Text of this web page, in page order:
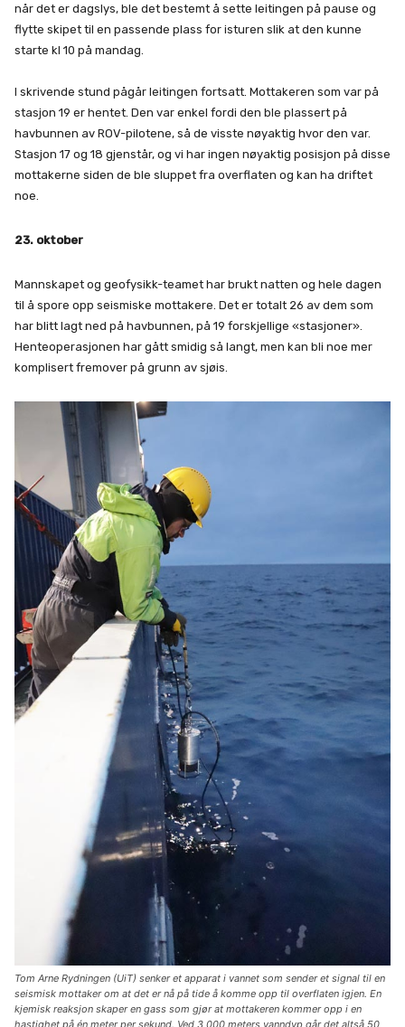
når det er dagslys, ble det bestemt å sette leitingen på pause og
flytte skipet til en passende plass for isturen slik at den kunne
starte kl 10 på mandag.
I skrivende stund pågår leitingen fortsatt. Mottakeren som var på
stasjon 19 er hentet. Den var enkel fordi den ble plassert på
havbunnen av ROV-pilotene, så de visste nøyaktig hvor den var.
Stasjon 17 og 18 gjenstår, og vi har ingen nøyaktig posisjon på disse
mottakerne siden de ble sluppet fra overflaten og kan ha driftet
noe.
23. oktober
Mannskapet og geofysikk-teamet har brukt natten og hele dagen
til å spore opp seismiske mottakere. Det er totalt 26 av dem som
har blitt lagt ned på havbunnen, på 19 forskjellige «stasjoner».
Henteoperasjonen har gått smidig så langt, men kan bli noe mer
komplisert fremover på grunn av sjøis.
Tom Arne Rydningen (UiT) senker et apparat i vannet som sender et signal til en
seismisk mottaker om at det er nå på tide å komme opp til overflaten igjen. En
kjemisk reaksjon skaper en gass som gjør at mottakeren kommer opp i en
hastighet på én meter per sekund. Ved 3 000 meters vanndyp går det altså 50